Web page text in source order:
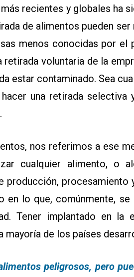
recientes y globales ha
de alimentos pueden ser
menos conocidas por el
voluntaria de la
estar contaminado. Sea
una retirada selectiva
nos referimos a ese
cualquier alimento, o
producción, procesamiento
lo que, comúnmente, se
Tener implantado en la
de los países
peligrosos, pero